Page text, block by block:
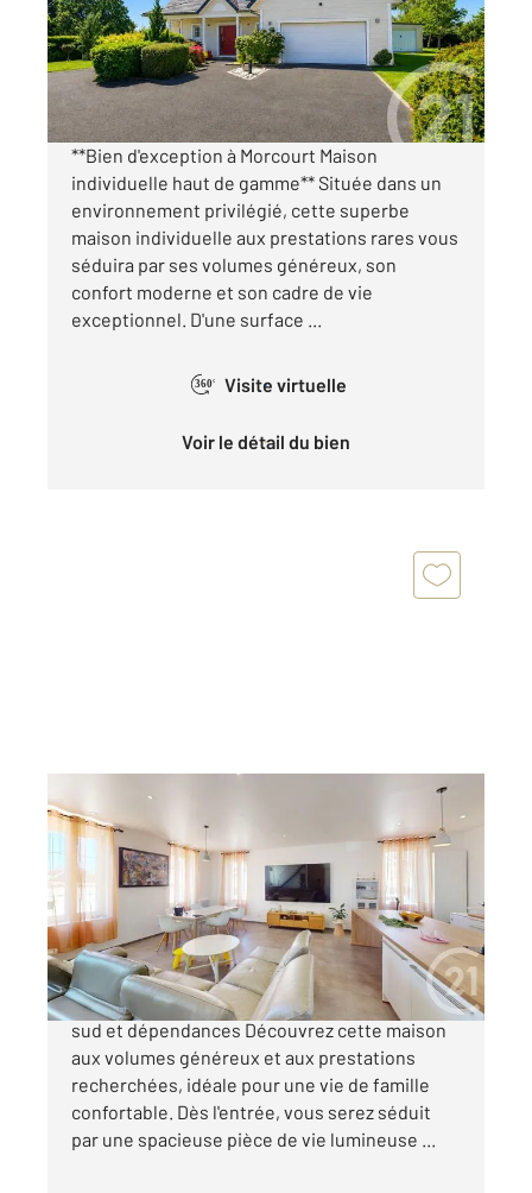
Maison à vendre
499 000 €
Visiter le site dédié
**Bien d'exception à Morcourt Maison
individuelle haut de gamme** Située dans un
environnement privilégié, cette superbe
maison individuelle aux prestations rares vous
séduira par ses volumes généreux, son
confort moderne et son cadre de vie
exceptionnel. D'une surface ...
360° Visite virtuelle
Voir le détail du bien
ESSIGNY LE PETIT 02
165,80 m , 7 pièces
Ref : 13724
Maison à vendre
302 000 €
Maison familiale avec vie de plain-pied, jardin
sud et dépendances Découvrez cette maison
aux volumes généreux et aux prestations
recherchées, idéale pour une vie de famille
confortable. Dès l'entrée, vous serez séduit
par une spacieuse pièce de vie lumineuse ...